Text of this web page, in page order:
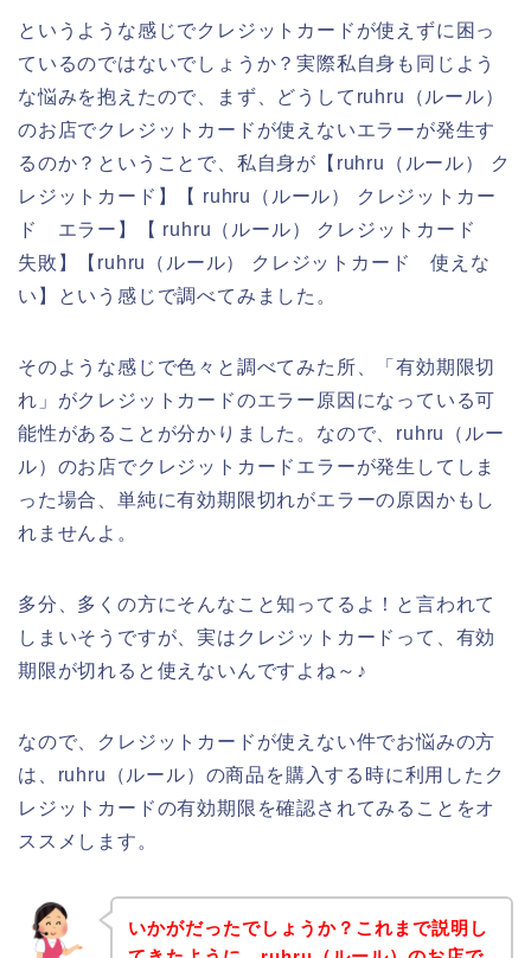
というような感じでクレジットカードが使えずに困っ
ているのではないでしょうか？実際私自身も同じよう
な悩みを抱えたので、まず、どうしてruhru（ルール）
のお店でクレジットカードが使えないエラーが発生す
るのか？ということで、私自身が【ruhru（ルール） ク
レジットカード】【 ruhru（ルール） クレジットカー
ド エラー】【 ruhru（ルール） クレジットカード
失敗】【ruhru（ルール） クレジットカード 使えな
い】という感じで調べてみました。
そのような感じで色々と調べてみた所、「有効期限切
れ」がクレジットカードのエラー原因になっている可
能性があることが分かりました。なので、ruhru（ルー
ル）のお店でクレジットカードエラーが発生してしま
った場合、単純に有効期限切れがエラーの原因かもし
れませんよ。
多分、多くの方にそんなこと知ってるよ！と言われて
しまいそうですが、実はクレジットカードって、有効
期限が切れると使えないんですよね～♪
なので、クレジットカードが使えない件でお悩みの方
は、ruhru（ルール）の商品を購入する時に利用したク
レジットカードの有効期限を確認されてみることをオ
ススメします。
いかがだったでしょうか？これまで説明し